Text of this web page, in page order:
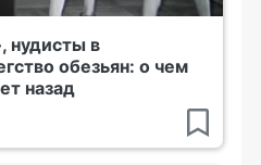
нудисты в
обезьян: о чем
назад